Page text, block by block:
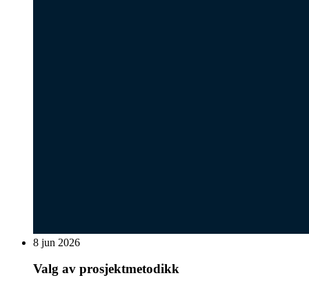
8 jun 2026
Valg av prosjektmetodikk